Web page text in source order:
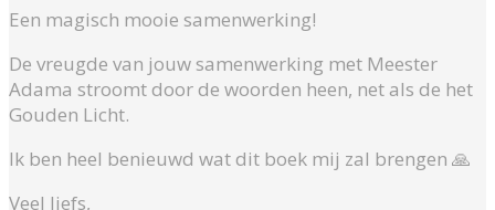
Een magisch mooie samenwerking!
De vreugde van jouw samenwerking met Meester
Adama stroomt door de woorden heen, net als de het
Gouden Licht.
Ik ben heel benieuwd wat dit boek mij zal brengen 🙏
Veel liefs,